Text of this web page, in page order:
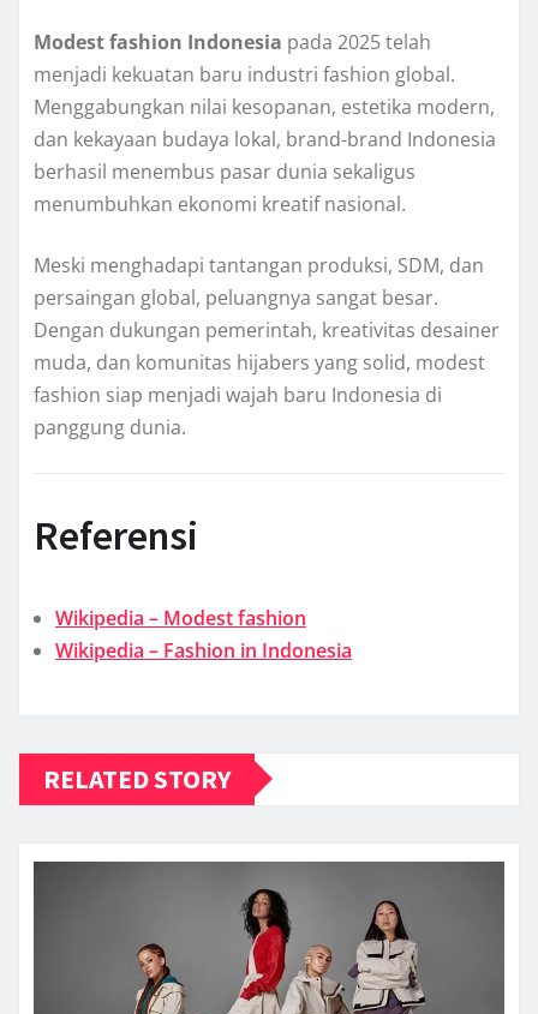
Modest fashion Indonesia pada 2025 telah
menjadi kekuatan baru industri fashion global.
Menggabungkan nilai kesopanan, estetika modern,
dan kekayaan budaya lokal, brand-brand Indonesia
berhasil menembus pasar dunia sekaligus
menumbuhkan ekonomi kreatif nasional.
Meski menghadapi tantangan produksi, SDM, dan
persaingan global, peluangnya sangat besar.
Dengan dukungan pemerintah, kreativitas desainer
muda, dan komunitas hijabers yang solid, modest
fashion siap menjadi wajah baru Indonesia di
panggung dunia.
Referensi
Wikipedia – Modest fashion
Wikipedia – Fashion in Indonesia
RELATED STORY